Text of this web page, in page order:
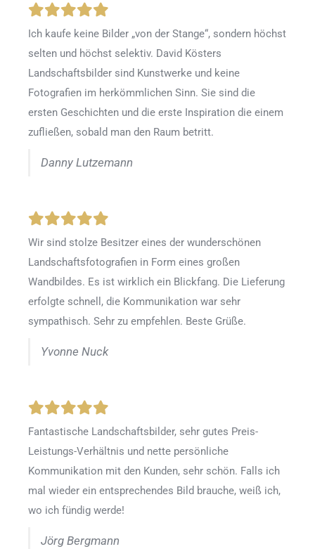
Ich kaufe keine Bilder „von der Stange“, sondern höchst
selten und höchst selektiv. David Kösters
Landschaftsbilder sind Kunstwerke und keine
Fotografien im herkömmlichen Sinn. Sie sind die
ersten Geschichten und die erste Inspiration die einem
zufließen, sobald man den Raum betritt.
Danny Lutzemann
Wir sind stolze Besitzer eines der wunderschönen
Landschaftsfotografien in Form eines großen
Wandbildes. Es ist wirklich ein Blickfang. Die Lieferung
erfolgte schnell, die Kommunikation war sehr
sympathisch. Sehr zu empfehlen. Beste Grüße.
Yvonne Nuck
Fantastische Landschaftsbilder, sehr gutes Preis-
Leistungs-Verhältnis und nette persönliche
Kommunikation mit den Kunden, sehr schön. Falls ich
mal wieder ein entsprechendes Bild brauche, weiß ich,
wo ich fündig werde!
Jörg Bergmann